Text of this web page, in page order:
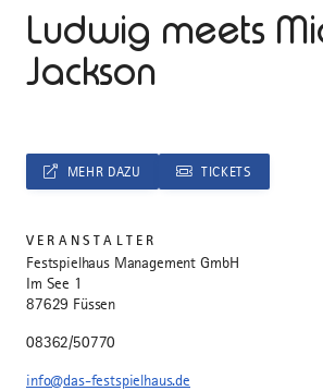
Ludwig meets
Jackson
MEHR DAZU TICKETS
VERANSTALTER
Festspielhaus Management GmbH
Im See 1
87629 Füssen
08362/50770
info@das-festspielhaus.de